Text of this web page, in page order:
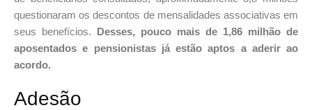
questionaram os descontos de mensalidades associativas em
seus benefícios. Desses, pouco mais de 1,86 milhão de
aposentados e pensionistas já estão aptos a aderir ao
acordo.
Adesão